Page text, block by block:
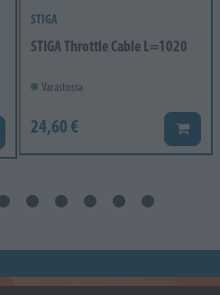
Valitse vaihtoehto
STIGA
STIGA Throttle Cable L=1020
Varastossa
24,60 € Lisää